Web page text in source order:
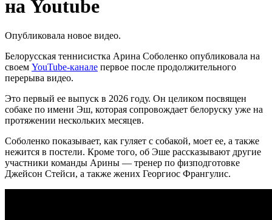
на Youtube
Опубликовала новое видео.
Белорусская теннисистка Арина Соболенко опубликовала на
своем YouTube-канале первое после продолжительного
перерыва видео.
Это первый ее выпуск в 2026 году. Он целиком посвящен
собаке по имени Эш, которая сопровождает белоруску уже на
протяжении нескольких месяцев.
Соболенко показывает, как гуляет с собакой, моет ее, а также
нежится в постели. Кроме того, об Эше рассказывают другие
участники команды Арины — тренер по физподготовке
Джейсон Стейси, а также жених Георгиос Франгулис.